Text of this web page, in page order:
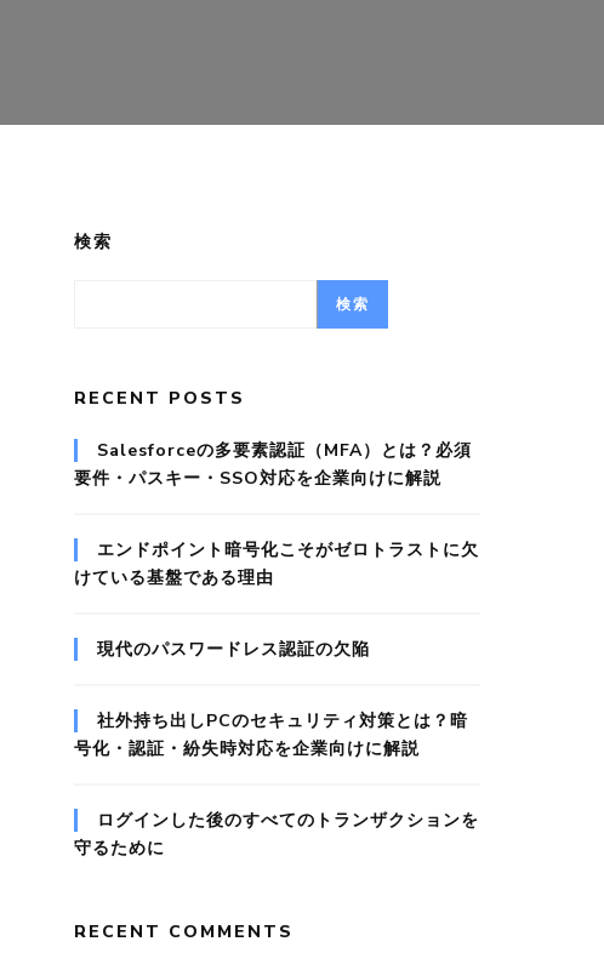
検索
検索
RECENT POSTS
Salesforceの多要素認証（MFA）とは？必須
要件・パスキー・SSO対応を企業向けに解説
エンドポイント暗号化こそがゼロトラストに欠
けている基盤である理由
現代のパスワードレス認証の欠陥
社外持ち出しPCのセキュリティ対策とは？暗
号化・認証・紛失時対応を企業向けに解説
ログインした後のすべてのトランザクションを
守るために
RECENT COMMENTS